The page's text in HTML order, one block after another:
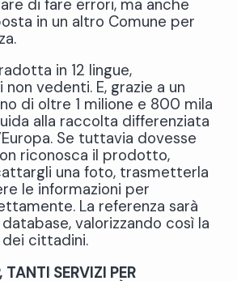
di fare errori, ma anche
in un altro Comune per
in 12 lingue,
vedenti. E, grazie a un
di oltre 1 milione e 800 mila
alla raccolta differenziata
Se tuttavia dovesse
riconosca il prodotto,
una foto, trasmetterla
le informazioni per
La referenza sarà
valorizzando così la
cittadini.
TANTI SERVIZI PER